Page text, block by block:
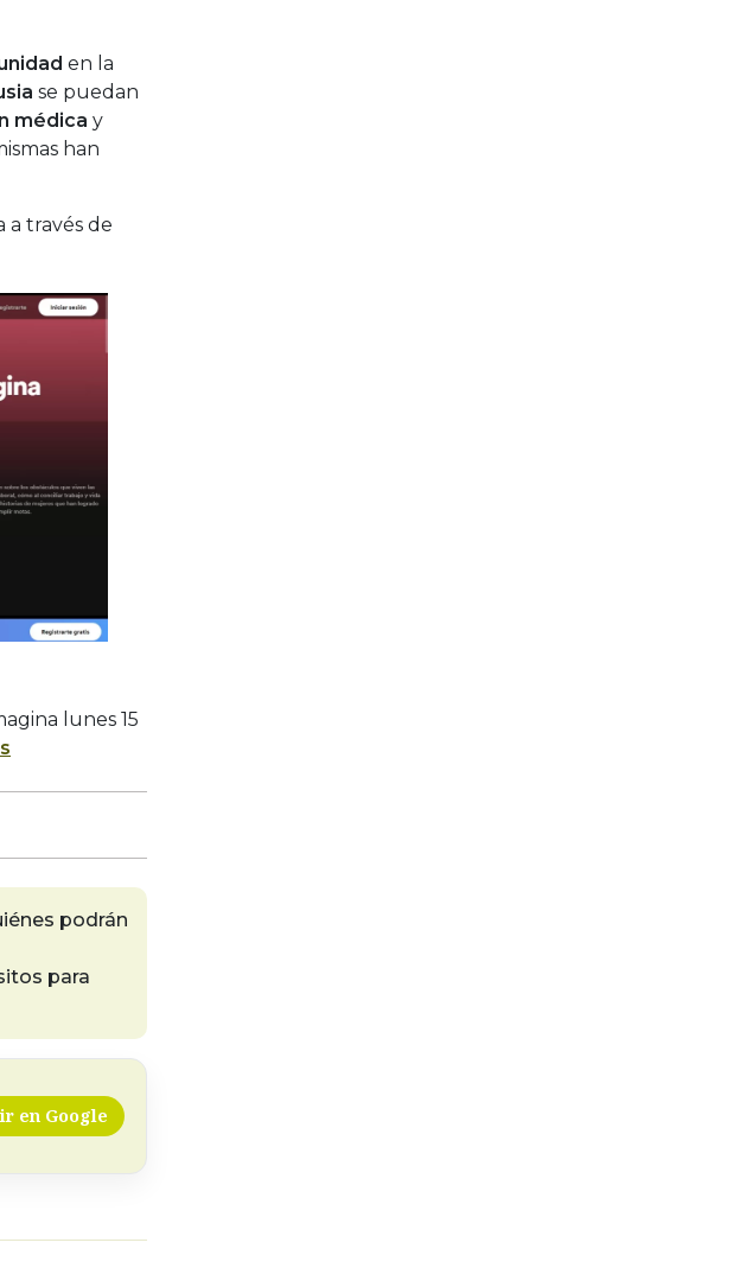
en la
se puedan
médica y
han
través de
lunes 15
podrán
para
en Google